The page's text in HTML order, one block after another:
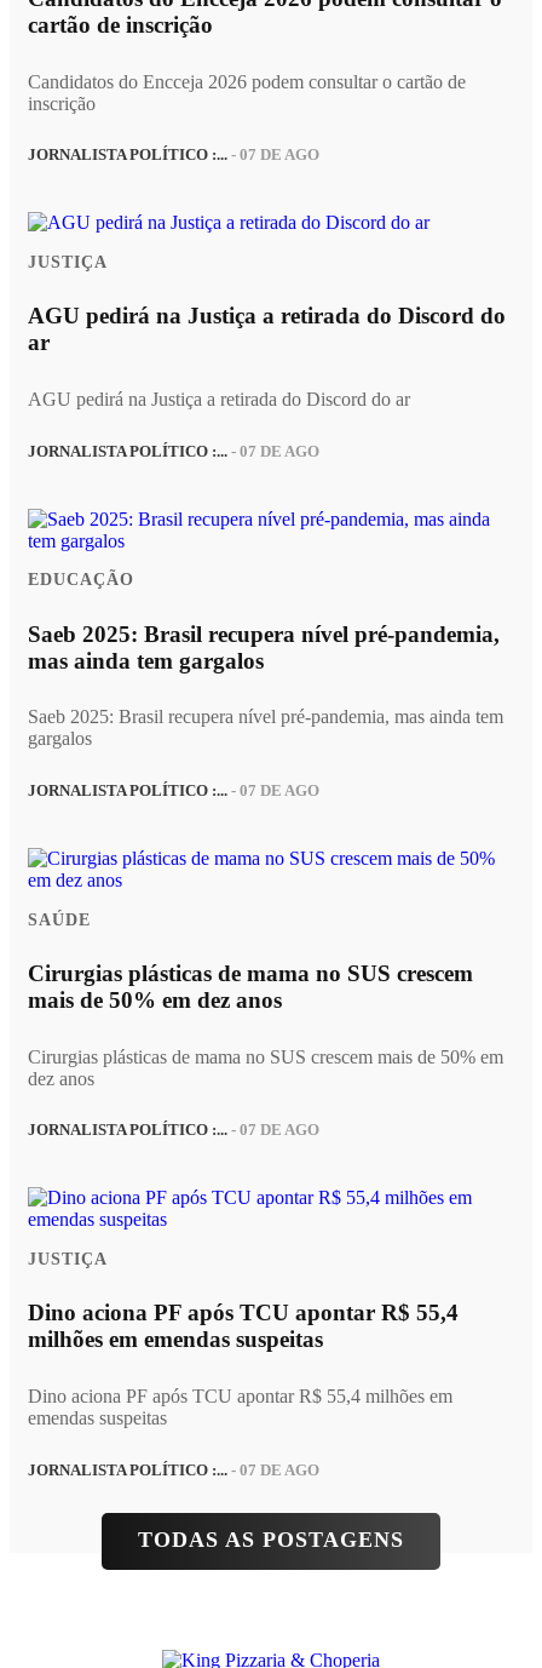
cartão de inscrição
Candidatos do Encceja 2026 podem consultar o cartão de
inscrição
JORNALISTA POLÍTICO :... - 07 DE AGO
JUSTIÇA
AGU pedirá na Justiça a retirada do Discord do
ar
AGU pedirá na Justiça a retirada do Discord do ar
JORNALISTA POLÍTICO :... - 07 DE AGO
EDUCAÇÃO
Saeb 2025: Brasil recupera nível pré-pandemia,
mas ainda tem gargalos
Saeb 2025: Brasil recupera nível pré-pandemia, mas ainda tem
gargalos
JORNALISTA POLÍTICO :... - 07 DE AGO
SAÚDE
Cirurgias plásticas de mama no SUS crescem
mais de 50% em dez anos
Cirurgias plásticas de mama no SUS crescem mais de 50% em
dez anos
JORNALISTA POLÍTICO :... - 07 DE AGO
JUSTIÇA
Dino aciona PF após TCU apontar R$ 55,4
milhões em emendas suspeitas
Dino aciona PF após TCU apontar R$ 55,4 milhões em
emendas suspeitas
JORNALISTA POLÍTICO :... - 07 DE AGO
TODAS AS POSTAGENS